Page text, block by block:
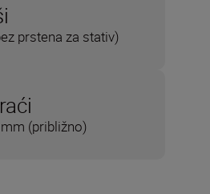
prstena za stativ)
(približno)